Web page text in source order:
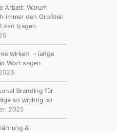
Arbeit: Warum
immer den Großteil
tragen
wirken – lange
Wort sagen
Branding für
so wichtig ist
2025
&